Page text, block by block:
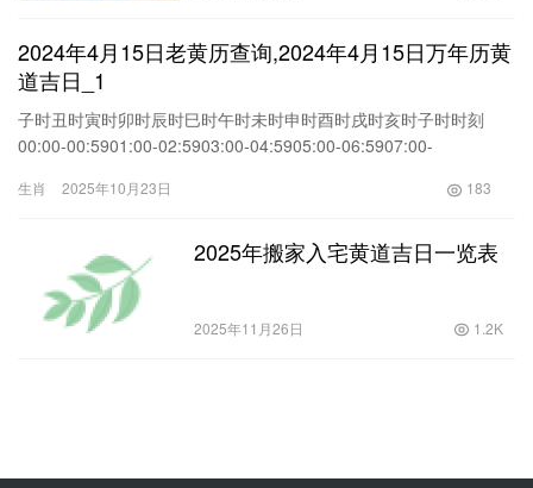
2024年4月15日老黄历查询,2024年4月15日万年历黄
道吉日_1
子时丑时寅时卯时辰时巳时午时未时申时酉时戌时亥时子时时刻
00:00-00:5901:00-02:5903:00-04:5905:00-06:5907:00-
18:5919:00-20:5921:00-22:5923:00-23:59时辰壬子癸丑甲寅乙卯
生肖 2025年10月23日 183
2025年搬家入宅黄道吉日一览表
2025年11月26日 1.2K